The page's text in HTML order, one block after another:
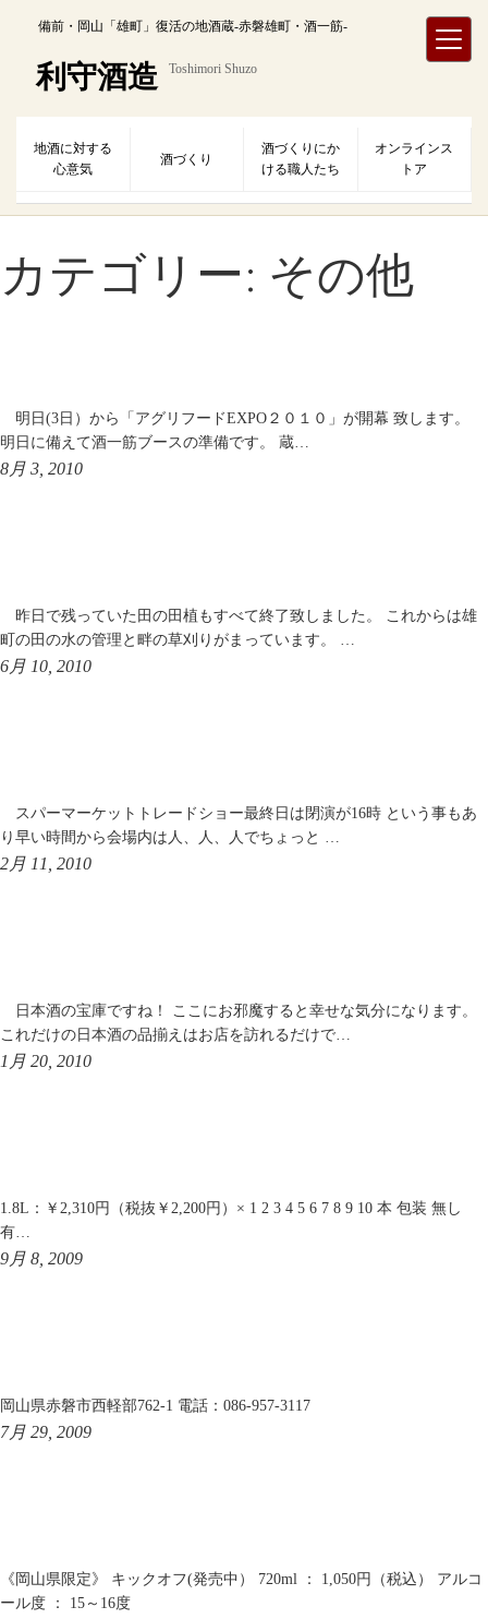
備前・岡山「雄町」復活の地酒蔵-赤磐雄町・酒一筋-
利守酒造 Toshimori Shuzo
地酒に対する
心意気
酒づくり
酒づくりにか
ける職人たち
オンラインス
トア
カテゴリー: その他
明日(3日）から「アグリフードEXPO２０１０」が開幕 致します。
明日に備えて酒一筋ブースの準備です。 蔵…
8月 3, 2010
昨日で残っていた田の田植もすべて終了致しました。 これからは雄
町の田の水の管理と畔の草刈りがまっています。 …
6月 10, 2010
スパーマーケットトレードショー最終日は閉演が16時 という事もあ
り早い時間から会場内は人、人、人でちょっと …
2月 11, 2010
日本酒の宝庫ですね！ ここにお邪魔すると幸せな気分になります。
これだけの日本酒の品揃えはお店を訪れるだけで…
1月 20, 2010
1.8L：￥2,310円（税抜￥2,200円）× 1 2 3 4 5 6 7 8 9 10 本 包装 無し
有…
9月 8, 2009
岡山県赤磐市西軽部762-1 電話：086-957-3117
7月 29, 2009
《岡山県限定》 キックオフ(発売中） 720ml ： 1,050円（税込） アルコ
ール度 ： 15～16度